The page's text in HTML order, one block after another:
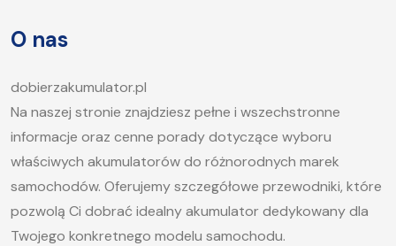
jak długo ładować akumulator samochodowy i
O nas
dobierzakumulator.pl
Na naszej stronie znajdziesz pełne i wszechstronne
informacje oraz cenne porady dotyczące wyboru
właściwych akumulatorów do różnorodnych marek
samochodów. Oferujemy szczegółowe przewodniki, które
pozwolą Ci dobrać idealny akumulator dedykowany dla
Twojego konkretnego modelu samochodu.